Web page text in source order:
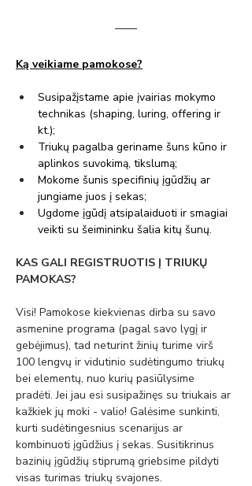
Ką veikiame pamokose?
Susipažįstame apie įvairias mokymo
technikas (shaping, luring, offering ir
kt.);
Triukų pagalba geriname šuns kūno ir
aplinkos suvokimą, tikslumą;
Mokome šunis specifinių įgūdžių ar
jungiame juos į sekas;
Ugdome įgūdį atsipalaiduoti ir smagiai
veikti su šeimininku šalia kitų šunų.
KAS GALI REGISTRUOTIS Į TRIUKŲ
PAMOKAS?
Visi! Pamokose kiekvienas dirba su savo
asmenine programa (pagal savo lygį ir
gebėjimus), tad neturint žinių turime virš
100 lengvų ir vidutinio sudėtingumo triukų
bei elementų, nuo kurių pasiūlysime
pradėti. Jei jau esi susipažinęs su triukais ar
kažkiek jų moki - valio! Galėsime sunkinti,
kurti sudėtingesnius scenarijus ar
kombinuoti įgūdžius į sekas. Susitikrinus
bazinių įgūdžių stiprumą griebsime pildyti
visas turimas triukų svajones.